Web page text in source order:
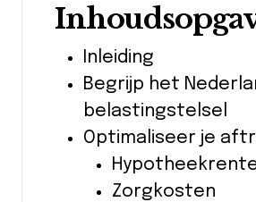
Inleiding
Begrijp het
belastingstelsel
Optimaliseer je
Zorgkosten